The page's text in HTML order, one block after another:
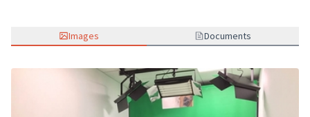
Images Documents